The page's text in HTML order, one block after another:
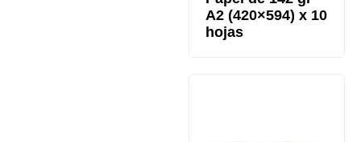
A2 (420×594) x 10
hojas